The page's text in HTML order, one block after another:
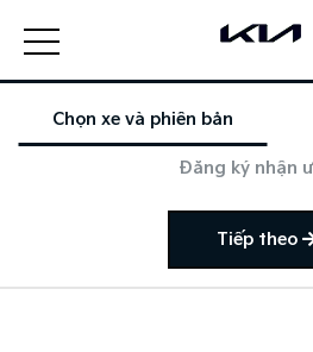
Chọn xe và phiên bản
Đăng ký nhận
Tiếp theo